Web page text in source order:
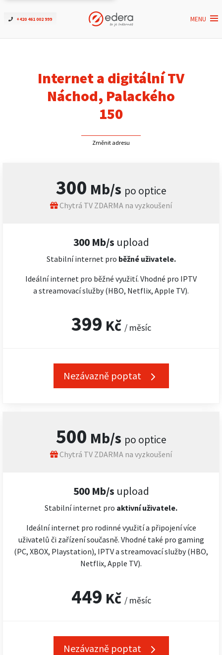
+420 461 002 999 MENU
Ověřit dostupnost
ČEZNET TV
Internet a digitální TV
Náchod, Palackého
150
Změnit adresu
300 Mb/s po optice
Chytrá TV ZDARMA na vyzkoušení
300 Mb/s upload
Stabilní internet pro běžné uživatele.
Ideální internet pro běžné využití. Vhodné pro IPTV
a streamovací služby (HBO, Netflix, Apple TV).
399 Kč / měsíc
Nezávazně poptat
500 Mb/s po optice
Chytrá TV ZDARMA na vyzkoušení
500 Mb/s upload
Stabilní internet pro aktivní uživatele.
Ideální internet pro rodinné využití a připojení více
uživatelů či zařízení současně. Vhodné také pro gaming
(PC, XBOX, Playstation), IPTV a streamovací služby (HBO,
Netflix, Apple TV).
449 Kč / měsíc
Nezávazně poptat